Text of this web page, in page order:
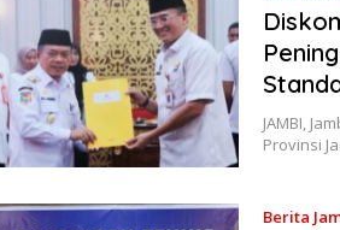
JAMBI,
Provinsi
Berita